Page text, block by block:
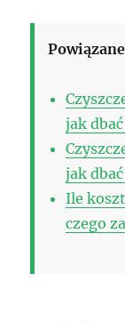
jak
jak
Ile
czego